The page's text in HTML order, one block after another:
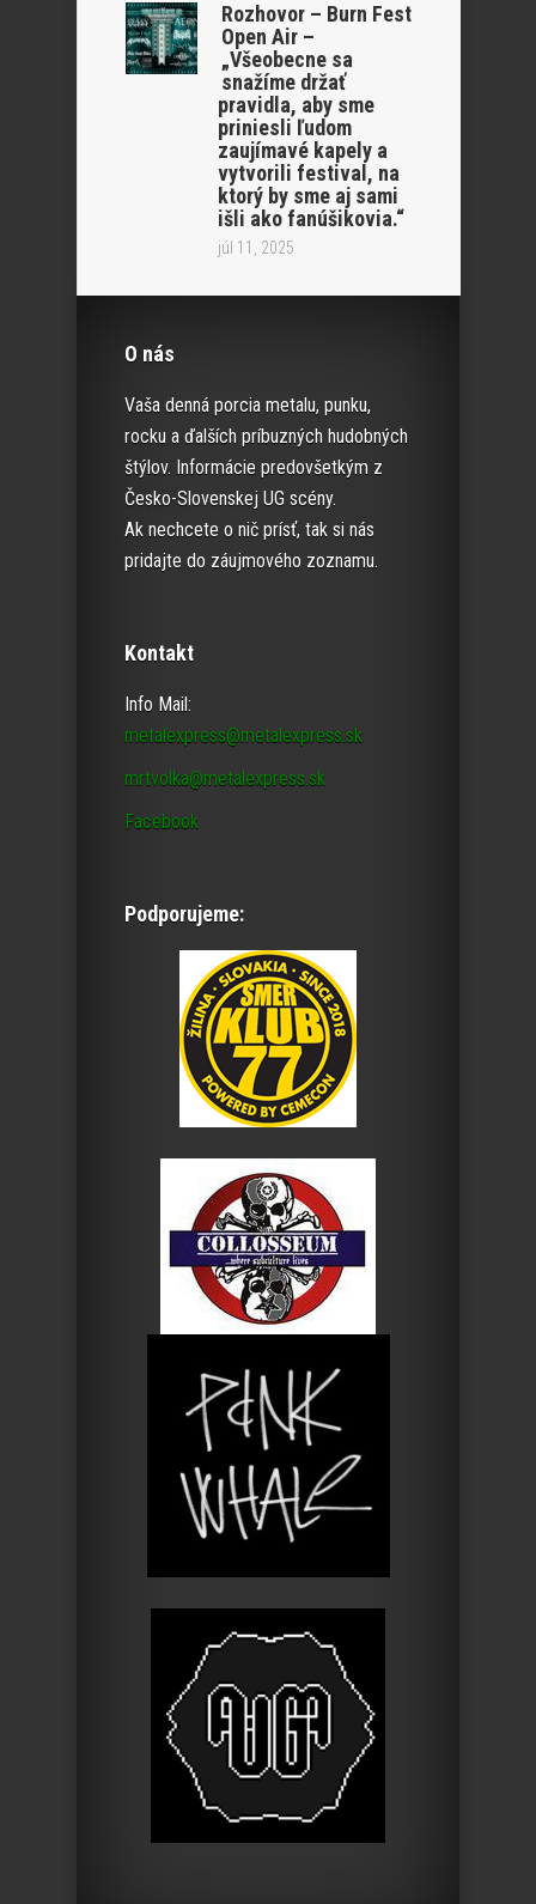
Rozhovor – Burn Fest
Open Air –
„Všeobecne sa
snažíme držať
pravidla, aby sme
priniesli ľudom
zaujímavé kapely a
vytvorili festival, na
ktorý by sme aj sami
išli ako fanúšikovia.“
júl 11, 2025
O nás
Vaša denná porcia metalu, punku,
rocku a ďalších príbuzných hudobných
štýlov. Informácie predovšetkým z
Česko-Slovenskej UG scény.
Ak nechcete o nič prísť, tak si nás
pridajte do záujmového zoznamu.
Kontakt
Info Mail:
metalexpress@metalexpress.sk
mrtvolka@metalexpress.sk
Facebook
Podporujeme: